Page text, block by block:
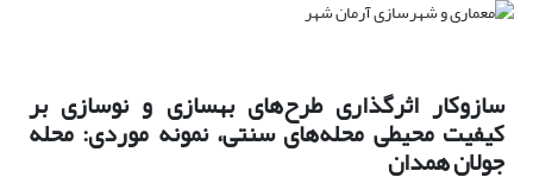
سازوکار اثرگذاری طرح‌های بهسازی و نوسازی بر
کیفیت محیطی محله‌های سنتی، نمونه موردی: محله
جولان همدان